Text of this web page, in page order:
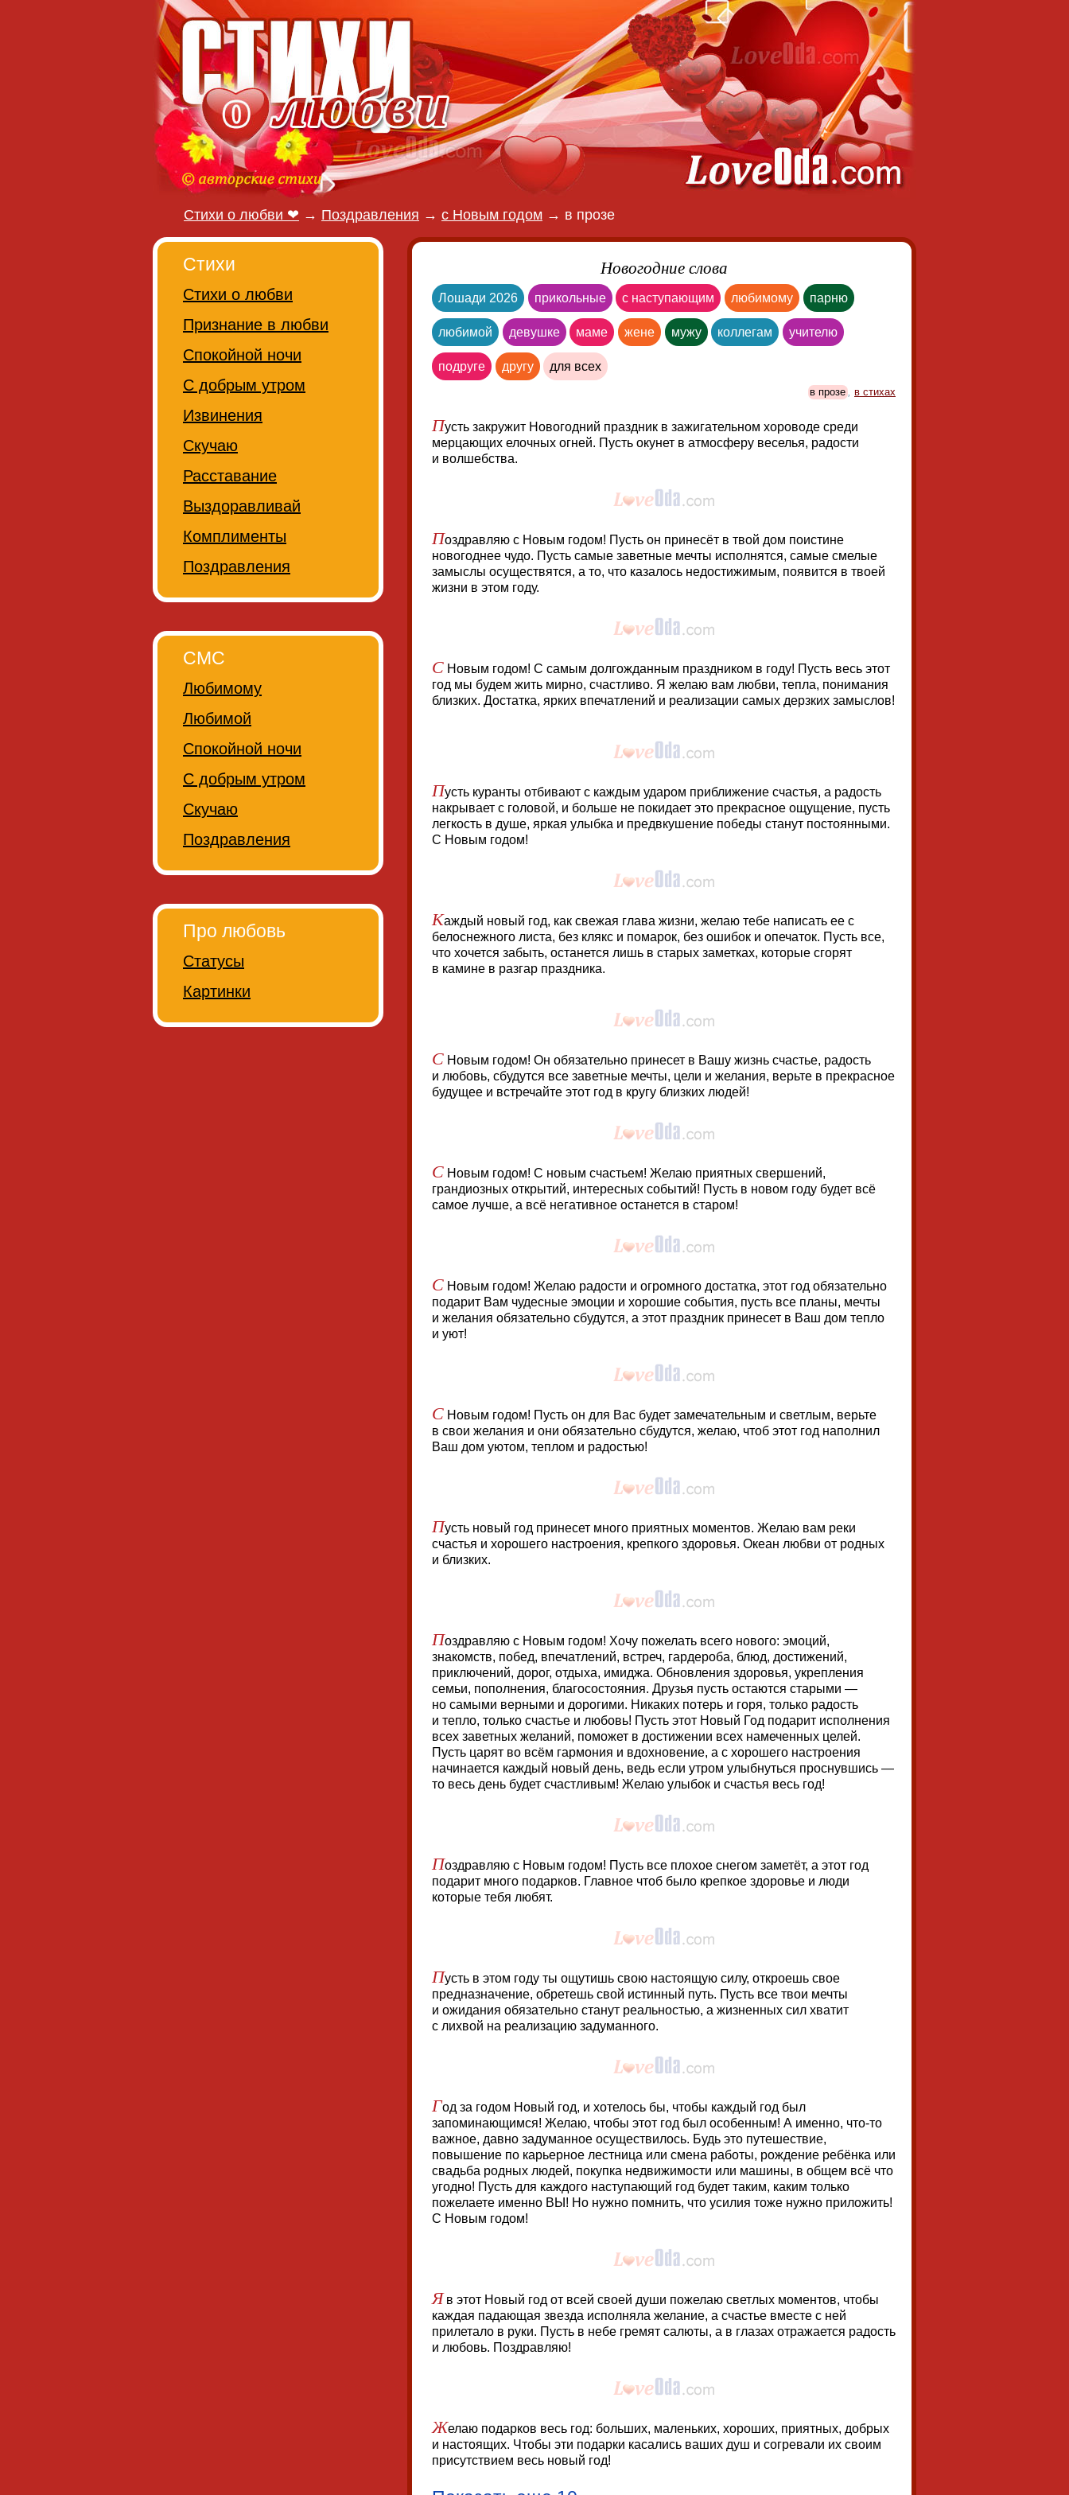
Стихи о любви ❤ → Поздравления → с Новым годом → в прозе
Новогодние слова
Лошади 2026 прикольные с наступающим любимому парню
любимой девушке маме жене мужу коллегам учителю
подруге другу для всех
в прозе , в стихах
Пусть закружит Новогодний праздник в зажигательном хороводе среди
мерцающих елочных огней. Пусть окунет в атмосферу веселья, радости
и волшебства.
Поздравляю с Новым годом! Пусть он принесёт в твой дом поистине
новогоднее чудо. Пусть самые заветные мечты исполнятся, самые смелые
замыслы осуществятся, а то, что казалось недостижимым, появится в твоей
жизни в этом году.
С Новым годом! С самым долгожданным праздником в году! Пусть весь этот
год мы будем жить мирно, счастливо. Я желаю вам любви, тепла, понимания
близких. Достатка, ярких впечатлений и реализации самых дерзких замыслов!
Пусть куранты отбивают с каждым ударом приближение счастья, а радость
накрывает с головой, и больше не покидает это прекрасное ощущение, пусть
легкость в душе, яркая улыбка и предвкушение победы станут постоянными.
С Новым годом!
Каждый новый год, как свежая глава жизни, желаю тебе написать ее с
белоснежного листа, без клякс и помарок, без ошибок и опечаток. Пусть все,
что хочется забыть, останется лишь в старых заметках, которые сгорят
в камине в разгар праздника.
С Новым годом! Он обязательно принесет в Вашу жизнь счастье, радость
и любовь, сбудутся все заветные мечты, цели и желания, верьте в прекрасное
будущее и встречайте этот год в кругу близких людей!
С Новым годом! С новым счастьем! Желаю приятных свершений,
грандиозных открытий, интересных событий! Пусть в новом году будет всё
самое лучше, а всё негативное останется в старом!
С Новым годом! Желаю радости и огромного достатка, этот год обязательно
подарит Вам чудесные эмоции и хорошие события, пусть все планы, мечты
и желания обязательно сбудутся, а этот праздник принесет в Ваш дом тепло
и уют!
С Новым годом! Пусть он для Вас будет замечательным и светлым, верьте
в свои желания и они обязательно сбудутся, желаю, чтоб этот год наполнил
Ваш дом уютом, теплом и радостью!
Пусть новый год принесет много приятных моментов. Желаю вам реки
счастья и хорошего настроения, крепкого здоровья. Океан любви от родных
и близких.
Поздравляю с Новым годом! Хочу пожелать всего нового: эмоций,
знакомств, побед, впечатлений, встреч, гардероба, блюд, достижений,
приключений, дорог, отдыха, имиджа. Обновления здоровья, укрепления
семьи, пополнения, благосостояния. Друзья пусть остаются старыми —
но самыми верными и дорогими. Никаких потерь и горя, только радость
и тепло, только счастье и любовь! Пусть этот Новый Год подарит исполнения
всех заветных желаний, поможет в достижении всех намеченных целей.
Пусть царят во всём гармония и вдохновение, а с хорошего настроения
начинается каждый новый день, ведь если утром улыбнуться проснувшись —
то весь день будет счастливым! Желаю улыбок и счастья весь год!
Поздравляю с Новым годом! Пусть все плохое снегом заметёт, а этот год
подарит много подарков. Главное чтоб было крепкое здоровье и люди
которые тебя любят.
Пусть в этом году ты ощутишь свою настоящую силу, откроешь свое
предназначение, обретешь свой истинный путь. Пусть все твои мечты
и ожидания обязательно станут реальностью, а жизненных сил хватит
с лихвой на реализацию задуманного.
Год за годом Новый год, и хотелось бы, чтобы каждый год был
запоминающимся! Желаю, чтобы этот год был особенным! А именно, что-то
важное, давно задуманное осуществилось. Будь это путешествие,
повышение по карьерное лестница или смена работы, рождение ребёнка или
свадьба родных людей, покупка недвижимости или машины, в общем всё что
угодно! Пусть для каждого наступающий год будет таким, каким только
пожелаете именно ВЫ! Но нужно помнить, что усилия тоже нужно приложить!
С Новым годом!
Я в этот Новый год от всей своей души пожелаю светлых моментов, чтобы
каждая падающая звезда исполняла желание, а счастье вместе с ней
прилетало в руки. Пусть в небе гремят салюты, а в глазах отражается радость
и любовь. Поздравляю!
Желаю подарков весь год: больших, маленьких, хороших, приятных, добрых
и настоящих. Чтобы эти подарки касались ваших душ и согревали их своим
присутствием весь новый год!
Стихи
Стихи о любви
Признание в любви
Спокойной ночи
С добрым утром
Извинения
Скучаю
Расставание
Выздоравливай
Комплименты
Поздравления
СМС
Любимому
Любимой
Спокойной ночи
С добрым утром
Скучаю
Поздравления
Про любовь
Статусы
Картинки